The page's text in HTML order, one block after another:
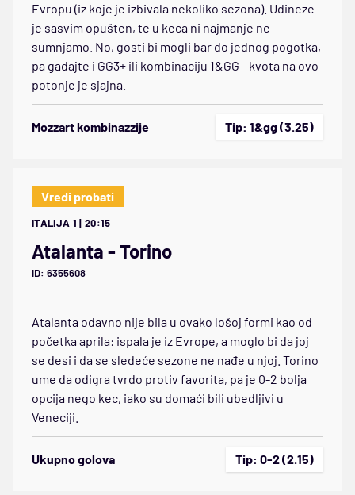
Evropu (iz koje je izbivala nekoliko sezona). Udineze
je sasvim opušten, te u keca ni najmanje ne
sumnjamo. No, gosti bi mogli bar do jednog pogotka,
pa gađajte i GG3+ ili kombinaciju 1&GG - kvota na ovo
potonje je sjajna.
Mozzart kombinazzije Tip: 1&gg (3.25)
Vredi probati
ITALIJA 1 | 20:15
Atalanta - Torino
ID: 6355608
Atalanta odavno nije bila u ovako lošoj formi kao od
početka aprila: ispala je iz Evrope, a moglo bi da joj
se desi i da se sledeće sezone ne nađe u njoj. Torino
ume da odigra tvrdo protiv favorita, pa je 0-2 bolja
opcija nego kec, iako su domaći bili ubedljivi u
Veneciji.
Ukupno golova Tip: 0-2 (2.15)